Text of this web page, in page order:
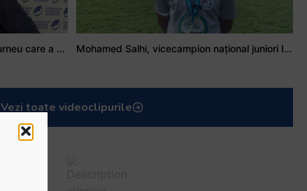
Stejarul Iulian Hartig: A fost un turneu care a unit mai mult echipa Mohamed Salhi, vicecampion național juniori I: Rugby-ul te învață să accepți și înfrângerile
Vezi toate videoclipurile